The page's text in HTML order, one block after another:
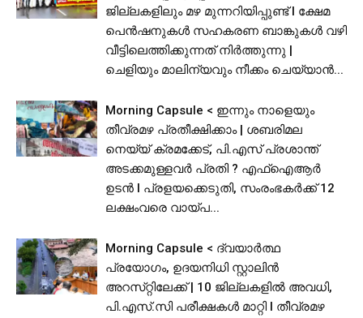
ജില്ലകളിലും മഴ മുന്നറിയിപ്പുണ്ട് I ക്ഷേമ
പെൻഷനുകൾ സഹകരണ ബാങ്കുകൾ വഴി
വീട്ടിലെത്തിക്കുന്നത് നിർത്തുന്നു |
ചെളിയും മാലിന്യവും നീക്കം ചെയ്യാൻ...
Morning Capsule < ഇന്നും നാളെയും
തീവ്രമഴ പ്രതീക്ഷിക്കാം | ശബരിമല
നെയ്യ് ക്രമക്കേട്, പി.എസ് പ്രശാന്ത്
അടക്കമുള്ളവർ പ്രതി ? എഫ്ഐആർ
ഉടൻ I പ്രളയക്കെടുതി, സംരംഭകർക്ക് 12
ലക്ഷംവരെ വായ്പ...
Morning Capsule < ദ്വയാർത്ഥ
പ്രയോഗം, ഉദയനിധി സ്റ്റാലിൻ
അറസ്‌റ്റിലേക്ക് | 10 ജില്ലകളിൽ അവധി,
പി.​​​എ​​​സ്.​​​സി​​​ ​​​പ​​​രീ​​​ക്ഷ​​​ക​​​ൾ​​​ ​​​മാ​​​റ്റി I തീവ്രമഴ